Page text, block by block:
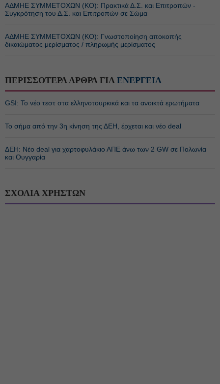
ΑΔΜΗΕ ΣΥΜΜΕΤΟΧΩΝ (KO): Πρακτικά Δ.Σ. και Επιτροπών -
Συγκρότηση του Δ.Σ. και Επιτροπών σε Σώμα
ΑΔΜΗΕ ΣΥΜΜΕΤΟΧΩΝ (KO): Γνωστοποίηση αποκοπής
δικαιώματος μερίσματος / πληρωμής μερίσματος
ΠΕΡΙΣΣΟΤΕΡΑ ΑΡΘΡΑ ΓΙΑ ΕΝΕΡΓΕΙΑ
GSI: Το νέο τεστ στα ελληνοτουρκικά και τα ανοικτά ερωτήματα
Το σήμα από την 3η κίνηση της ΔΕΗ, έρχεται και νέο deal
ΔΕΗ: Νέο deal για χαρτοφυλάκιο ΑΠΕ άνω των 2 GW σε Πολωνία
και Ουγγαρία
ΣΧΟΛΙΑ ΧΡΗΣΤΩΝ